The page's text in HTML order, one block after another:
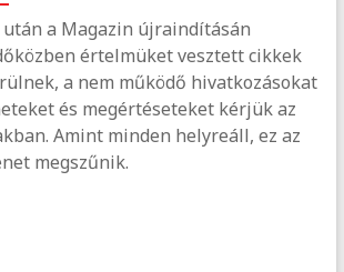
után a Magazin újraindításán
értelmüket vesztett cikkek
a nem működő hivatkozásokat
és megértéseteket kérjük az
Amint minden helyreáll, ez az
megszűnik.